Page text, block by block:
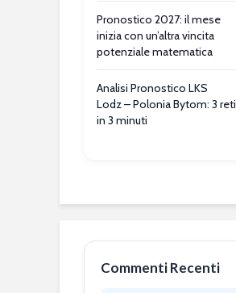
Pronostico 2027: il mese
inizia con un’altra vincita
potenziale matematica
Analisi Pronostico LKS
Lodz – Polonia Bytom: 3 reti
in 3 minuti
Commenti Recenti